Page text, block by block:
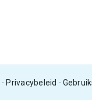
Privacybeleid